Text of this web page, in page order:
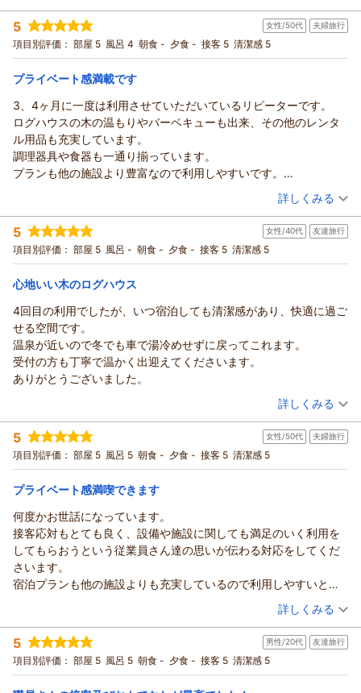
番良かった・また泊まりたい』という、
私どものモチベーションが上がるワードでのクチコミをいただ
きました事、大変嬉しく思っております。
是非、次回は、季節を変えてお越しいただき、また違った楽し
みを見つけていただけたらな～と思います。
この度は、ご利用＆クチコミへのご投稿と高いご評価をいただ
き、ありがとうございました。
宿泊時期： 2026年05月宿泊 (家族旅行)
投稿者： まいさん
宿泊プラン： 【ゴールデンウィーク】2026年5月2日～2026年5月5日期間内
★お日にち限定プラン★
その他 食事なし
宿泊価格帯： 7,001～8,000円(大人一人あたり/税込)
カナディアンビレッジ モントリオールからの返信
まい 様
この度は、『モントリオール』をご利用いただきありがとうご
ざいました。
スタッフの接客や、施設につきまして、お褒めのお言葉をいた
私どもの、今後の励みとして、ありがたく受け取らせていただ
きます。
今回ご利用いただいた、Aタイプのコテージは、リーズナブル
なタイプです。
ＡＲ・Ｂタイプにつきましては、洗い場のあるユニットバスと
是非、次回はそちらのタイプを選んでいただければ、
お部屋でゆっくりとご入浴いただけますので、オススメいたし
ます！
もちろん、温泉の割引を利用して、大きなお風呂や、サウナ、
露天風呂もご利用いただけます。
今回は連休中でしたので、私どもスタッフも、せわしなく動い
至らぬ点もあったかとは思いますが、お楽しみいただけて嬉し
く思っております。
次回は、季節を変えてお越しいただき、より信州大町を満喫し
ていただければ...と思います。
またお会いできます事を、楽しみにしております。
この度は、ご利用＆クチコミへのご投稿と高いご評価をいただ
き、誠にありがとうございました。
（返信日：2026/05/09）
5 女性/50代 夫婦旅行
項目別評価： 部屋 5 風呂 4 朝食 - 夕食 - 接客 5 清潔感 5
プライベート感満載です
3、4ヶ月に一度は利用させていただいているリピーターです。
ログハウスの木の温もりやバーベキューも出来、その他のレンタ
ル用品も充実しています。
調理器具や食器も一通り揃っています。
プランも他の施設より豊富なので利用しやすいです。
何より接客応対が皆さんとても良く、利用に不自由な事があれば
近くには歩いていける温泉郷もあるので散歩がてら温泉の利用も
可能です。
プライベートを重視したい方にはおすすめです。
（投稿日：2026/04/24）
宿泊時期： 2026年04月宿泊 (夫婦旅行)
投稿者： ひとまつさん
宿泊プラン： ★★ アウトドアライフを満喫！ 『ゆったり連泊♪ログラン
ピング！！』 ★★
その他 食事なし
宿泊価格帯： 11,001～12,000円(大人一人あたり/税込)
カナディアンビレッジ モントリオールからの返信
ひとまつ 様
いつもご利用いただきありがとうございます。
私どものコテージをお気に入りいただき、本当にうれしく思っ
ております。
「また来るからよろしくね！」とおっしゃって下さるので、
私どもスタッフも『ほっこり』とした気持ちでお見送りをして
おります。
手作りのお料理やお菓子を、管理棟に差し入れてくださった
り、
お褒めの言葉をいただいてしまい、
非常に恐縮しております。
また次回お越しいただきました際には、笑顔でお出迎えさせて
いただきますので、
今後とも変わらぬご愛顧をいただけましたら幸いです。
この度は、ご利用＆クチコミへのご投稿と高いご評価をいただ
（返信日：2026/04/25）
詳しくみる
5 女性/40代 友達旅行
項目別評価： 部屋 5 風呂 - 朝食 - 夕食 - 接客 5 清潔感 5
心地いい木のログハウス
4回目の利用でしたが、いつ宿泊しても清潔感があり、快適に過ご
せる空間です。
温泉が近いので冬でも車で湯冷めせずに戻ってこれます。
受付の方も丁寧で温かく出迎えてくださいます。
ありがとうございました。
（投稿日：2026/03/01）
宿泊時期： 2026年02月宿泊 (友達旅行)
投稿者： プティさん (女性/40代)
宿泊プラン： 【直前割】【３０％OFF】【１月・２月限定】★おふたりさま
プラン★
その他 食事なし
宿泊価格帯： 8,001～9,000円(大人一人あたり/税込)
カナディアンビレッジ モントリオールからの返信
プティ 様
この度は『モントリオール』をご利用いただきありがとうござ
いました。
４度目のご利用との事、いつもご利用ありがとうございます。
私どもに対して、高いご評価と温かいお言葉をいただき、スタ
ッフ一同感激しております。
今後も、ぜひご利用いただき、『モントリオール』の新しい魅
力を見つけて頂ければ嬉しいです。
次回のご利用を、楽しみにお待ちしております。
詳しくみる
5 女性/50代 夫婦旅行
項目別評価： 部屋 5 風呂 5 朝食 - 夕食 - 接客 5 清潔感 5
プライベート感満喫できます
何度かお世話になっています。
接客応対もとても良く、設備や施設に関しても満足のいく利用を
してもらおうという従業員さん達の思いが伝わる対応をしてくだ
さいます。
宿泊プランも他の施設よりも充実しているので利用しやすいと思
レンタル品も充実しています。
プライベート感を満喫したい、時間を気にする事なくゆっくりし
たい方におすすめです。
（投稿日：2026/01/24）
宿泊時期： 2026年01月宿泊 (夫婦旅行)
投稿者： ひとまつさん
宿泊プラン： 【直前割】【３０％OFF】【１月・２月限定】★おふたりさま
プラン★地元産コシヒカリ３合付き！！
その他 食事なし
詳しくみる
5 男性/20代 友達旅行
項目別評価： 部屋 5 風呂 5 朝食 - 夕食 - 接客 5 清潔感 5